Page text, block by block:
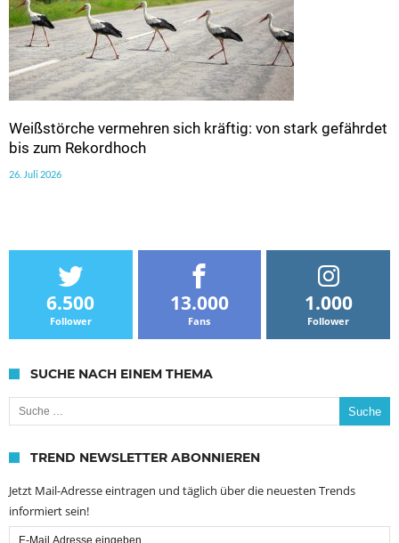
Weißstörche vermehren sich kräftig: von stark gefährdet
bis zum Rekordhoch
26. Juli 2026
6.500
Follower
13.000
Fans
1.000
Follower
SUCHE NACH EINEM THEMA
Suche nach:
TREND NEWSLETTER ABONNIEREN
Jetzt Mail-Adresse eintragen und täglich über die neuesten Trends
informiert sein!
Email